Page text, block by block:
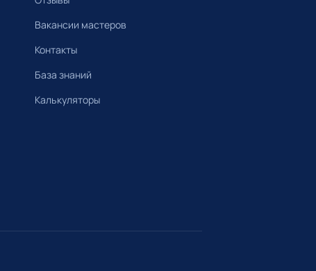
Вакансии мастеров
Контакты
База знаний
Калькуляторы